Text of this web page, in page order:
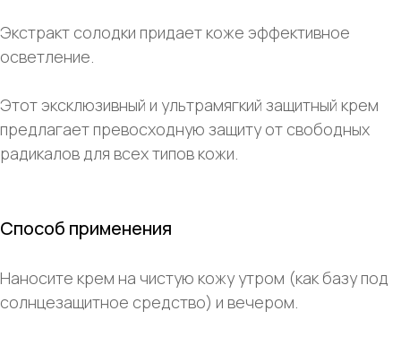
Экстракт солодки придает коже эффективное
осветление.
Этот эксклюзивный и ультрамягкий защитный крем
предлагает превосходную защиту от свободных
радикалов для всех типов кожи.
Способ применения
Наносите крем на чистую кожу утром (как базу под
солнцезащитное средство) и вечером.